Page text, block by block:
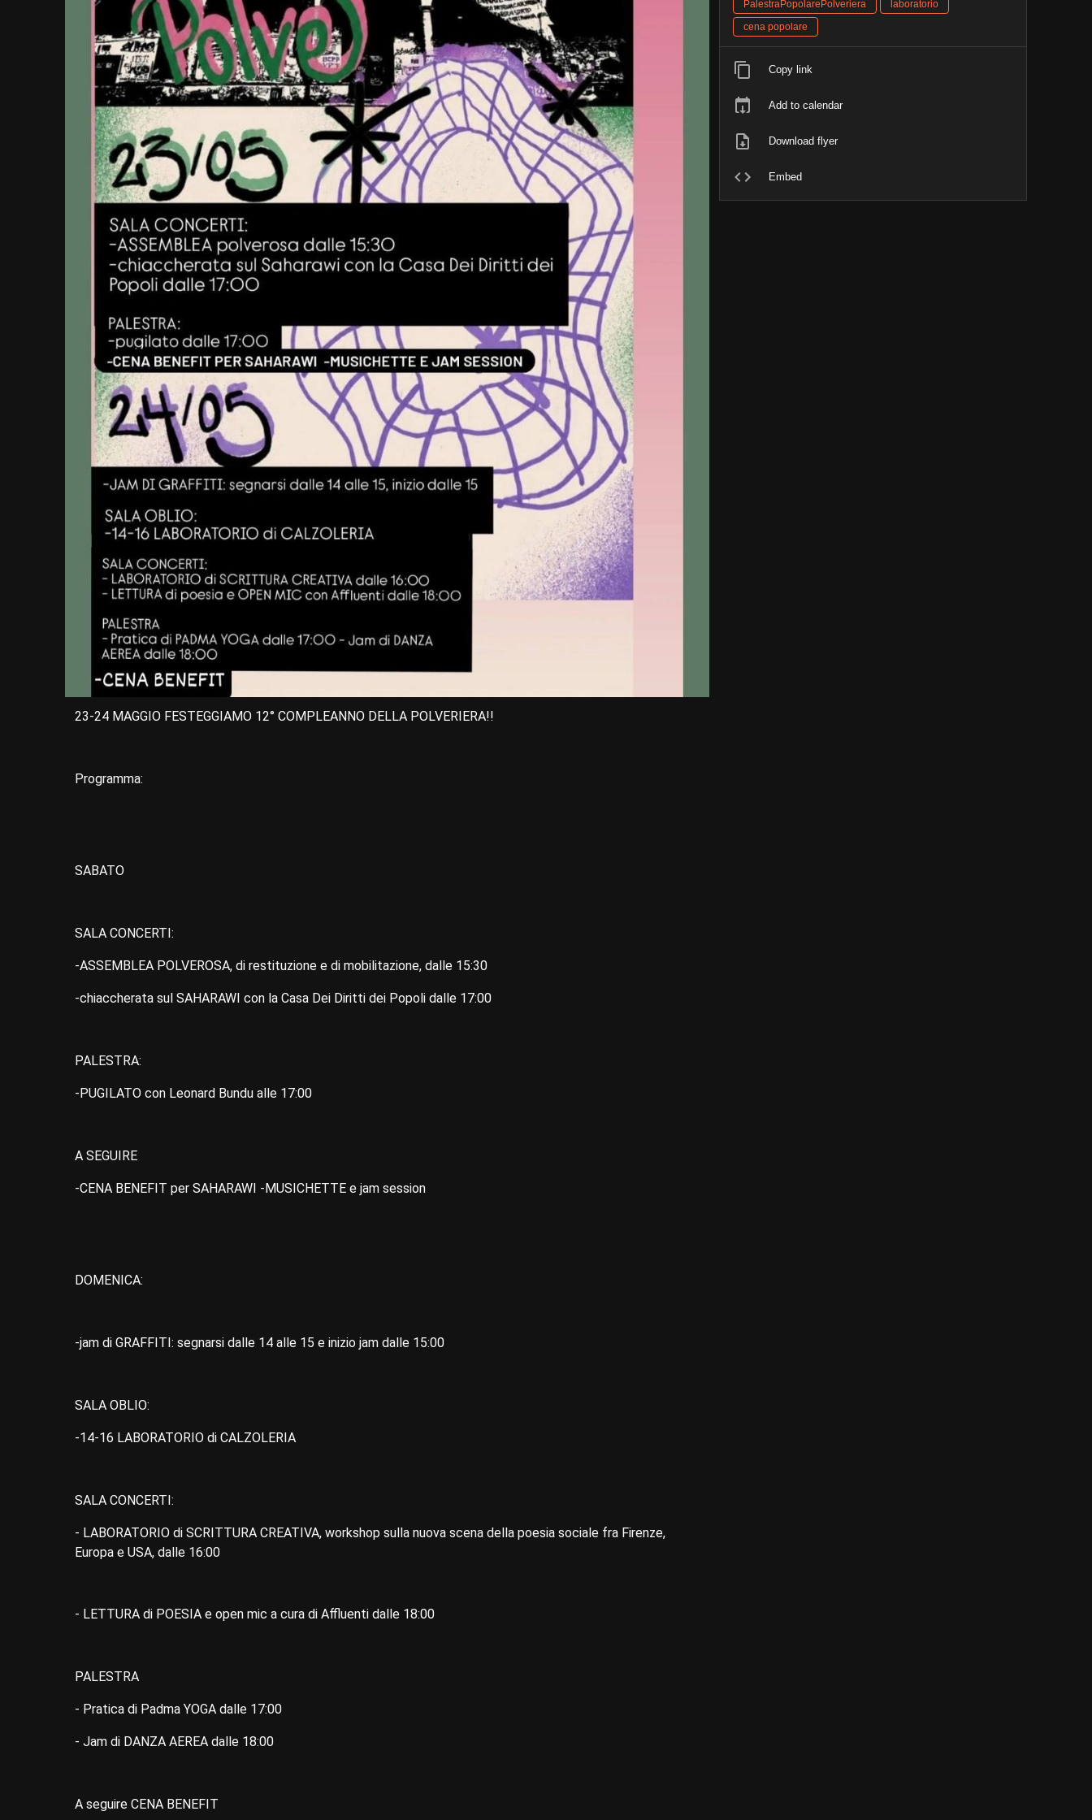
23-24 MAGGIO FESTEGGIAMO 12° COMPLEANNO DELLA POLVERIERA!!
Programma:
SABATO
SALA CONCERTI:
-ASSEMBLEA POLVEROSA, di restituzione e di mobilitazione, dalle 15:30
-chiaccherata sul SAHARAWI con la Casa Dei Diritti dei Popoli dalle 17:00
PALESTRA:
-PUGILATO con Leonard Bundu alle 17:00
A SEGUIRE
-CENA BENEFIT per SAHARAWI -MUSICHETTE e jam session
DOMENICA:
-jam di GRAFFITI: segnarsi dalle 14 alle 15 e inizio jam dalle 15:00
SALA OBLIO:
-14-16 LABORATORIO di CALZOLERIA
SALA CONCERTI:
- LABORATORIO di SCRITTURA CREATIVA, workshop sulla nuova scena della poesia sociale fra Firenze,
Europa e USA, dalle 16:00
- LETTURA di POESIA e open mic a cura di Affluenti dalle 18:00
PALESTRA
- Pratica di Padma YOGA dalle 17:00
- Jam di DANZA AEREA dalle 18:00
A seguire CENA BENEFIT
PalestraPopolarePolveriera
laboratorio
cena popolare
Copy link
Add to calendar
Download flyer
Embed